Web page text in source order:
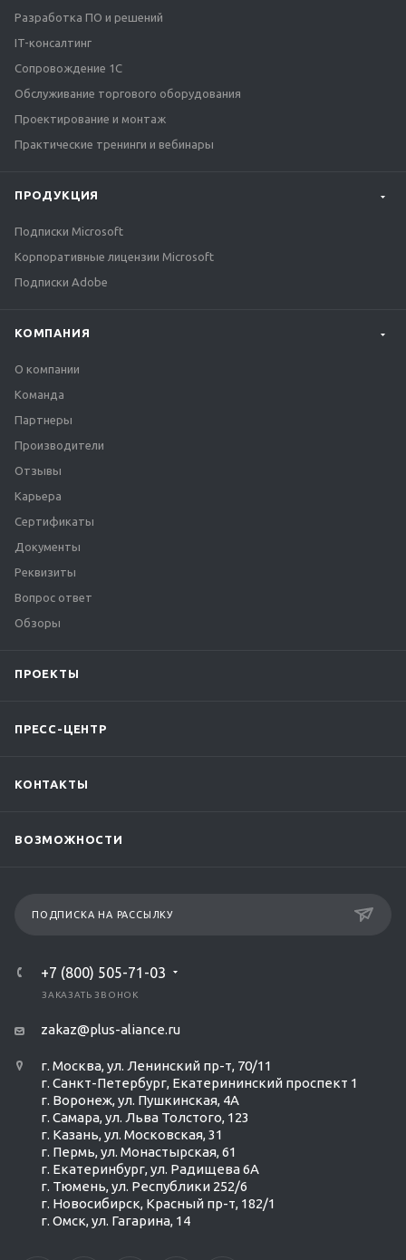
Ольга Кравченко
Разработка ПО и решений
IT-консалтинг
Сопровождение 1С
Обслуживание торгового оборудования
Проектирование и монтаж
Практические тренинги и вебинары
ПРОДУКЦИЯ
Подписки Microsoft
Корпоративные лицензии Microsoft
Подписки Adobe
КОМПАНИЯ
О компании
Команда
Партнеры
Производители
Отзывы
Карьера
Сертификаты
Документы
Реквизиты
Вопрос ответ
Обзоры
ПРОЕКТЫ
ПРЕСС-ЦЕНТР
КОНТАКТЫ
ВОЗМОЖНОСТИ
ПОДПИСКА НА РАССЫЛКУ
+7 (800) 505-71-03
ЗАКАЗАТЬ ЗВОНОК
zakaz@plus-aliance.ru
г. Москва, ул. Ленинский пр-т, 70/11
г. Санкт-Петербург, Екатерининский проспект 1
г. Воронеж, ул. Пушкинская, 4А
г. Самара, ул. Льва Толстого, 123
г. Казань, ул. Московская, 31
г. Пермь, ул. Монастырская, 61
г. Екатеринбург, ул. Радищева 6А
г. Тюмень, ул. Республики 252/6
г. Новосибирск, Красный пр-т, 182/1
г. Омск, ул. ​Гагарина, 14